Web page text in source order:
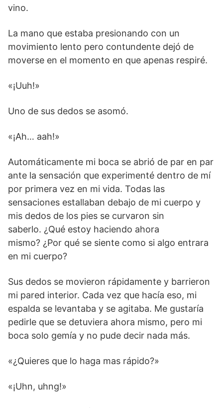
vino.
La mano que estaba presionando con un
movimiento lento pero contundente dejó de
moverse en el momento en que apenas respiré.
«¡Uuh!»
Uno de sus dedos se asomó.
«¡Ah… aah!»
Automáticamente mi boca se abrió de par en par
ante la sensación que experimenté dentro de mí
por primera vez en mi vida. Todas las
sensaciones estallaban debajo de mi cuerpo y
mis dedos de los pies se curvaron sin
saberlo. ¿Qué estoy haciendo ahora
mismo? ¿Por qué se siente como si algo entrara
en mi cuerpo?
Sus dedos se movieron rápidamente y barrieron
mi pared interior. Cada vez que hacía eso, mi
espalda se levantaba y se agitaba. Me gustaría
pedirle que se detuviera ahora mismo, pero mi
boca solo gemía y no pude decir nada más.
«¿Quieres que lo haga mas rápido?»
«¡Uhn, uhng!»